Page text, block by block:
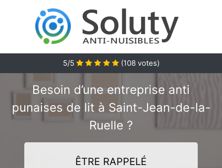
5/5 (108votes)
Besoin d’une entreprise anti
punaises de lit à Saint-Jean-de-la-
Ruelle ?
ÊTRE RAPPELÉ